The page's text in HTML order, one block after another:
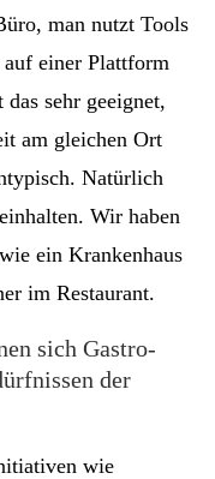
man nutzt Tools
einer Plattform
sehr geeignet,
am gleichen Ort
Natürlich
Wir haben
ein Krankenhaus
im Restaurant.
sich Gastro-
der
wie